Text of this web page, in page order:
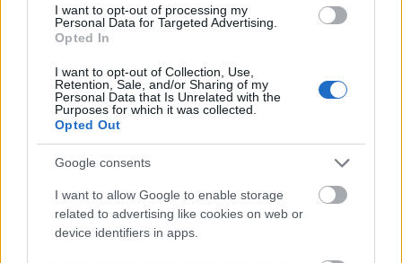
I want to opt-out of processing my
Personal Data for Targeted Advertising.
Opted In
I want to opt-out of Collection, Use,
Retention, Sale, and/or Sharing of my
Personal Data that Is Unrelated with the
Purposes for which it was collected.
Opted Out
Google consents
I want to allow Google to enable storage
related to advertising like cookies on web or
device identifiers in apps.
jelenleg már 144 ezer lakás és ház
hirdetéséből válogathatnak a vevők.
Ugyanakkor a kereslet még 9 százalékkal
elmaradt a tavalyitól - derül ki az
ingatlan.com elemzéséből.
Vége a korábbi toporgásnak, elmozdult